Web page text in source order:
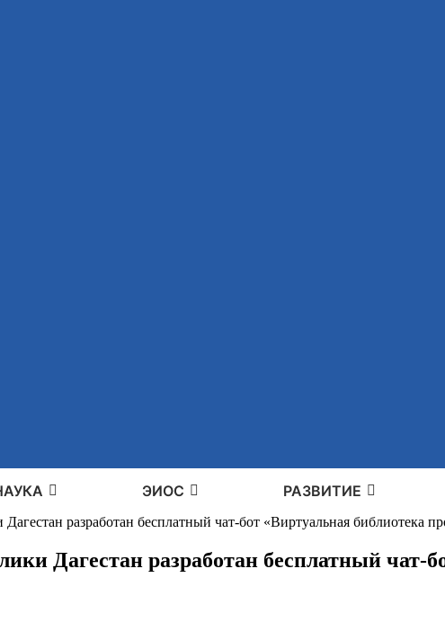
ЭИОС РАЗВИТИЕ
разработан бесплатный чат‑бот «Виртуальная библиотека
Дагестан разработан бесплатный